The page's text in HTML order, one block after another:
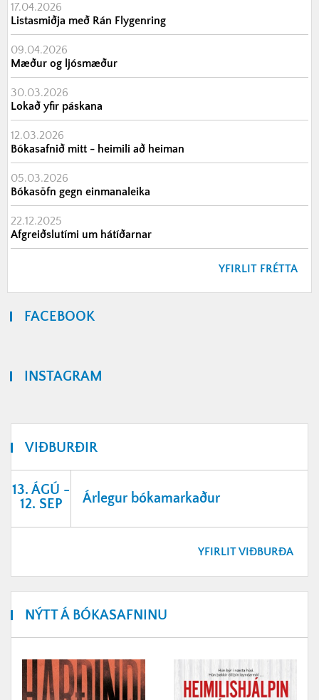
17.04.2026
Listasmiðja með Rán Flygenring
09.04.2026
Mæður og ljósmæður
30.03.2026
Lokað yfir páskana
12.03.2026
Bókasafnið mitt - heimili að heiman
05.03.2026
Bókasöfn gegn einmanaleika
22.12.2025
Afgreiðslutími um hátíðarnar
YFIRLIT FRÉTTA
FACEBOOK
INSTAGRAM
VIÐBURÐIR
13. ÁGÚ -
12. SEP
Árlegur bókamarkaður
YFIRLIT VIÐBURÐA
NÝTT Á BÓKASAFNINU